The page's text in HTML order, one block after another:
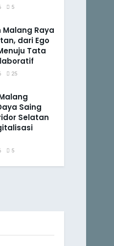
5
Raya
dari Ego
Tata
25
Saing
Selatan
5